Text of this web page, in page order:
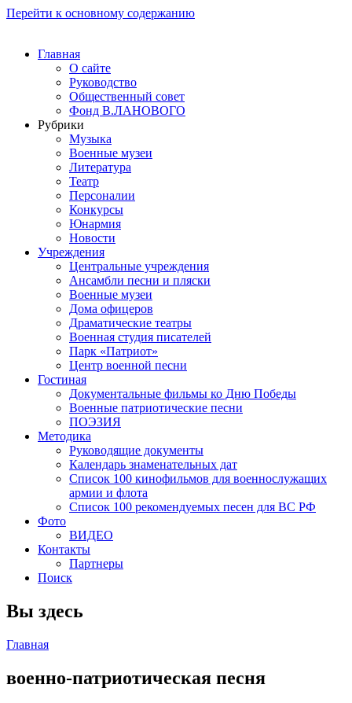
Перейти к основному содержанию
Главная
О сайте
Руководство
Общественный совет
Фонд В.ЛАНОВОГО
Рубрики
Музыка
Военные музеи
Литература
Театр
Персоналии
Конкурсы
Юнармия
Новости
Учреждения
Центральные учреждения
Ансамбли песни и пляски
Военные музеи
Дома офицеров
Драматические театры
Военная студия писателей
Парк «Патриот»
Центр военной песни
Гостиная
Документальные фильмы ко Дню Победы
Военные патриотические песни
ПОЭЗИЯ
Методика
Руководящие документы
Календарь знаменательных дат
Список 100 кинофильмов для военнослужащих
армии и флота
Список 100 рекомендуемых песен для ВС РФ
Фото
ВИДЕО
Контакты
Партнеры
Поиск
Вы здесь
Главная
военно-патриотическая песня